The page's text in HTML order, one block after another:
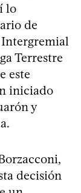
lo
de
Intergremial
Terrestre
este
iniciado
y
decisión